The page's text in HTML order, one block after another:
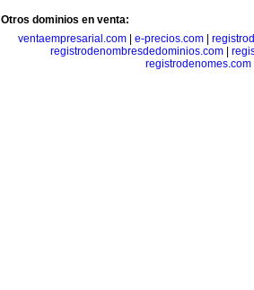
Otros dominios en venta:
ventaempresarial.com| e-precios.com|
registrodenombresdedominios.com
registrodenomes.com